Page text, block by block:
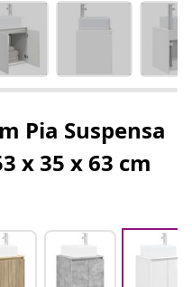
Pia Suspensa
x 35 x 63 cm